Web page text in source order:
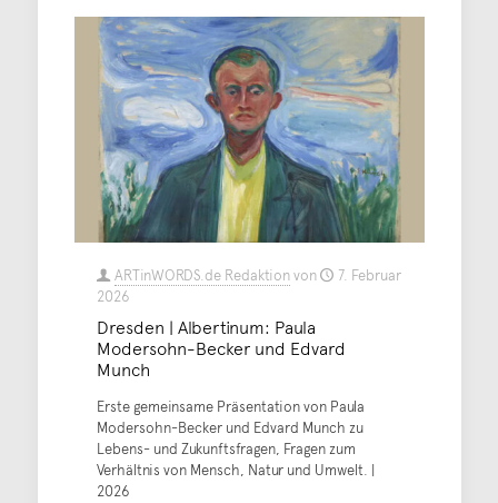
ARTinWORDS.de Redaktionvon
7. Februar
2026
Dresden | Albertinum: Paula
Modersohn-Becker und Edvard
Munch
Erste gemeinsame Präsentation von Paula
Modersohn-Becker und Edvard Munch zu
Lebens- und Zukunftsfragen, Fragen zum
Verhältnis von Mensch, Natur und Umwelt. |
2026